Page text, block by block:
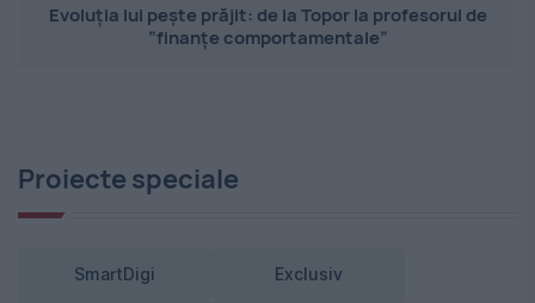
Evoluția lui pește prăjit: de la Topor la profesorul de
”finanțe comportamentale”
Proiecte speciale
SmartDigi Exclusiv